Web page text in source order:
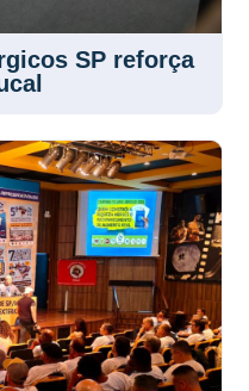
SP reforça